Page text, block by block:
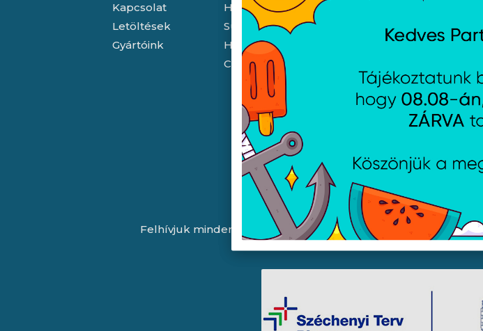
Kapcsolat
Letöltések
Gyártóink
Hallásvédelmi tájékoztató
Süti (cookie) tájékoztató
Házhozszállítási lehetőségek
Céginformáció
Péntek:
Felhívjuk minden látogatónk figyelmét, hogy a honlapunkon